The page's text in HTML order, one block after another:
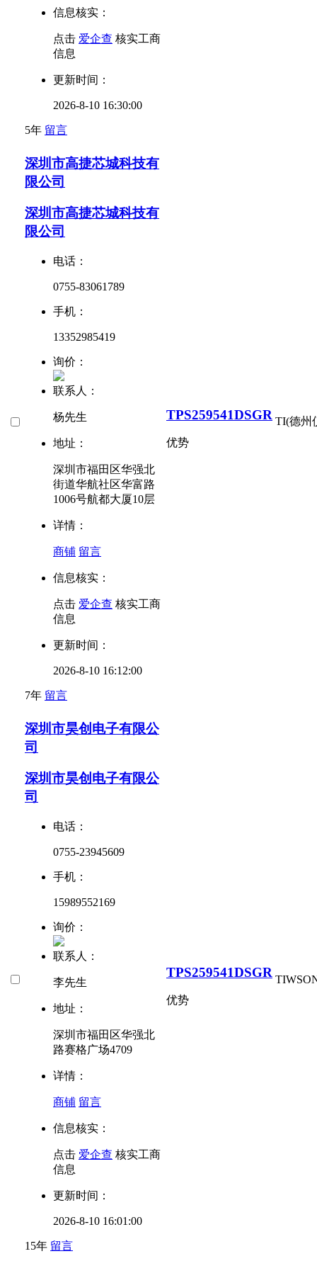
信息核实：
点击 爱企查 核实工商
信息
更新时间：
2026-8-10 16:30:00
5年 留言
深圳市高捷芯城科技有
限公司
深圳市高捷芯城科技有
限公司
电话：
0755-83061789
手机：
13352985419
询价：
联系人：
杨先生
地址：
深圳市福田区华强北
街道华航社区华富路
1006号航都大厦10层
详情：
商铺 留言
信息核实：
点击 爱企查 核实工商
信息
更新时间：
2026-8-10 16:12:00
7年 留言
TPS259541DSGR
优势
TI(德州
深圳市昊创电子有限公
司
深圳市昊创电子有限公
司
电话：
0755-23945609
手机：
15989552169
询价：
联系人：
李先生
地址：
深圳市福田区华强北
路赛格广场4709
详情：
商铺 留言
信息核实：
点击 爱企查 核实工商
信息
更新时间：
2026-8-10 16:01:00
15年 留言
TPS259541DSGR
优势
TI